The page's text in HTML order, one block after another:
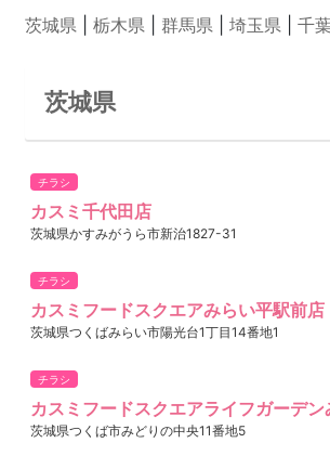
茨城県 栃木県 群馬県 埼玉県 千
茨城県
チラシ
カスミ千代田店
茨城県かすみがうら市新治1827-31
チラシ
カスミフードスクエアみらい平駅前店
茨城県つくばみらい市陽光台1丁目14番地1
チラシ
カスミフードスクエアライフガーデ
茨城県つくば市みどりの中央11番地5